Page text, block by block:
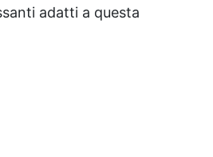
adatti a questa